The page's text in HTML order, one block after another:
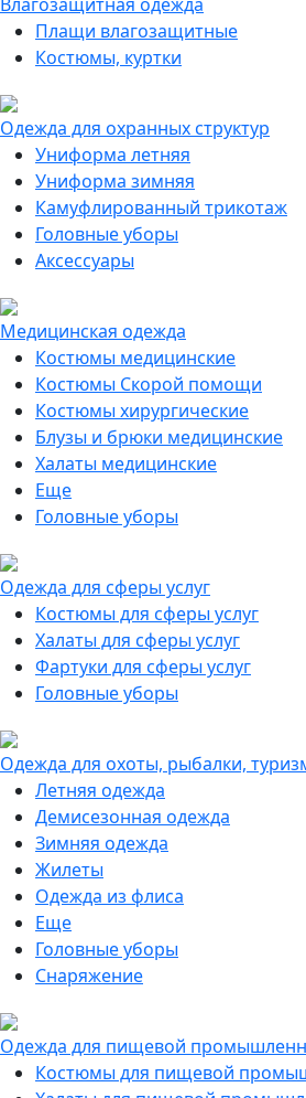
Плащи влагозащитные
Костюмы, куртки
Одежда для охранных структур
Униформа летняя
Униформа зимняя
Камуфлированный трикотаж
Головные уборы
Аксессуары
Медицинская одежда
Костюмы медицинские
Костюмы Скорой помощи
Костюмы хирургические
Блузы и брюки медицинские
Халаты медицинские
Еще
Головные уборы
Одежда для сферы услуг
Костюмы для сферы услуг
Халаты для сферы услуг
Фартуки для сферы услуг
Головные уборы
Одежда для охоты, рыбалки,
Летняя одежда
Демисезонная одежда
Зимняя одежда
Жилеты
Одежда из флиса
Еще
Головные уборы
Снаряжение
Одежда для пищевой
Костюмы для пищевой